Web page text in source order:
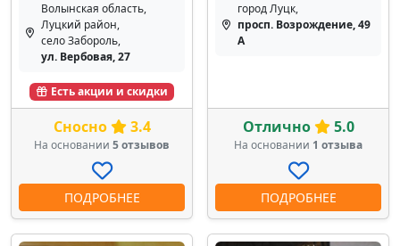
Волынская область,
Луцкий район,
село Забороль,
ул. Вербовая, 27
Есть акции и скидки
Сносно 3.4
На основании 5 отзывов
ПОДРОБНЕЕ
город Луцк,
просп. Возрождение, 49
А
Отлично 5.0
На основании 1 отзыва
ПОДРОБНЕЕ